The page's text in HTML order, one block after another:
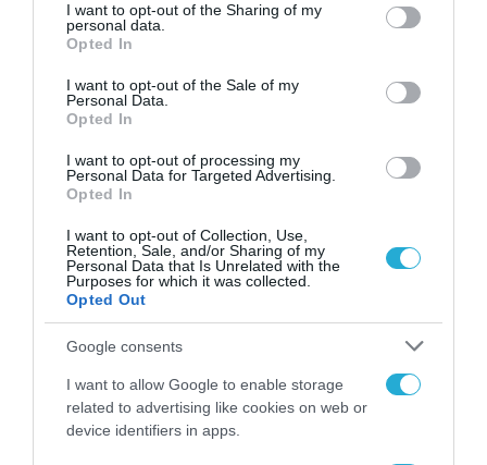
not limited to your visit or usage behaviour. You may click to
grant or deny consent to Google and its third-party tags to
use your data for below specified purposes in below Google
consent section.
I want to opt-out of the Sharing of my
personal data.
Opted In
I want to opt-out of the Sale of my
Personal Data.
Opted In
I want to opt-out of processing my
Personal Data for Targeted Advertising.
Opted In
I want to opt-out of Collection, Use,
Retention, Sale, and/or Sharing of my
Personal Data that Is Unrelated with the
Purposes for which it was collected.
Opted Out
Google consents
I want to allow Google to enable storage
related to advertising like cookies on web or
device identifiers in apps.
ΡΟΗ ΕΙΔΗΣΕΩΝ
Το χρηματοδοτούμενο
από την ΕΕ έργο “The
Gaming Police”
ενισχύει την ασφάλεια
των παιδιών στο
διαδίκτυο
31.07.2026
ΑΑΔΕ: Διευκρινίσεις
για τα πρόστιμα σε
παραβάσεις που
αφορούν τους ΦΗΜ
31.07.2026